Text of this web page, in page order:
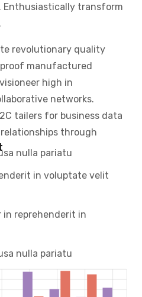
transform
revolutionary quality
manufactured
high in
networks.
tailers for business data
through
nulla pariatu
in voluptate velit
in reprehenderit in
nulla pariatu